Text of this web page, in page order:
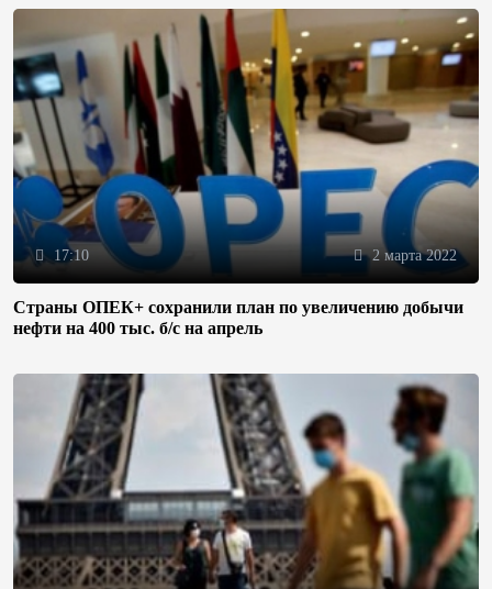
17:10 2 марта 2022
Страны ОПЕК+ сохранили план по увеличению добычи
нефти на 400 тыс. б/с на апрель